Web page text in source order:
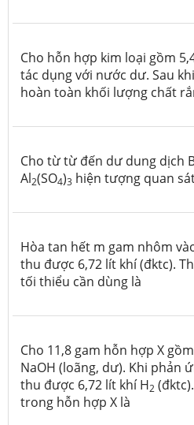
Cho hỗn hợp kim loại gồm
tác dụng với nước dư. Sau
hoàn toàn khối lượng chất
Cho từ từ đến dư dung dịch
Al2(SO4)3 hiện tượng quan
Hòa tan hết m gam nhôm
thu được 6,72 lít khí (đktc).
tối thiểu cần dùng là
Cho 11,8 gam hỗn hợp X
NaOH (loãng, dư). Khi phản
thu được 6,72 lít khí H2
trong hỗn hợp X là